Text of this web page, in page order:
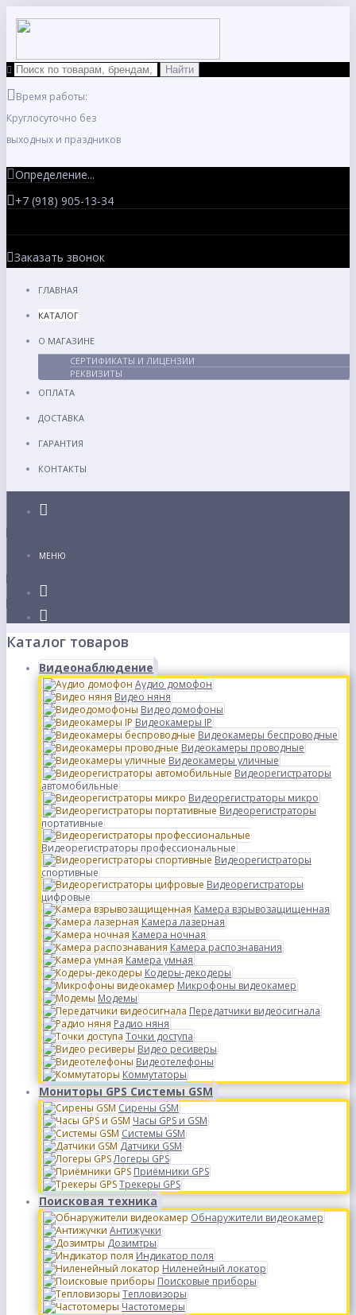
Время работы:
Круглосуточно без
выходных и праздников
Определение...
+7 (918) 905-13-34
Заказать звонок
ГЛАВНАЯ
КАТАЛОГ
О МАГАЗИНЕ
СЕРТИФИКАТЫ И ЛИЦЕНЗИИ
РЕКВИЗИТЫ
ОПЛАТА
ДОСТАВКА
ГАРАНТИЯ
КОНТАКТЫ
МЕНЮ
Каталог товаров
Видеонаблюдение
Аудио домофон
Видео няня
Видеодомофоны
Видеокамеры IP
Видеокамеры беспроводные
Видеокамеры проводные
Видеокамеры уличные
Видеорегистраторы
автомобильные
Видеорегистраторы микро
Видеорегистраторы
портативные
Видеорегистраторы профессиональные
Видеорегистраторы
спортивные
Видеорегистраторы
цифровые
Камера взрывозащищенная
Камера лазерная
Камера ночная
Камера распознавания
Камера умная
Кодеры-декодеры
Микрофоны видеокамер
Модемы
Передатчики видеосигнала
Радио няня
Точки доступа
Видео ресиверы
Видеотелефоны
Коммутаторы
Мониторы GPS Системы GSM
Сирены GSM
Часы GPS и GSM
Системы GSM
Датчики GSM
Логеры GPS
Приёмники GPS
Трекеры GPS
Поисковая техника
Обнаружители видеокамер
Антижучки
Дозимтры
Индикатор поля
Ниленейный локатор
Поисковые приборы
Тепловизоры
Частотомеры